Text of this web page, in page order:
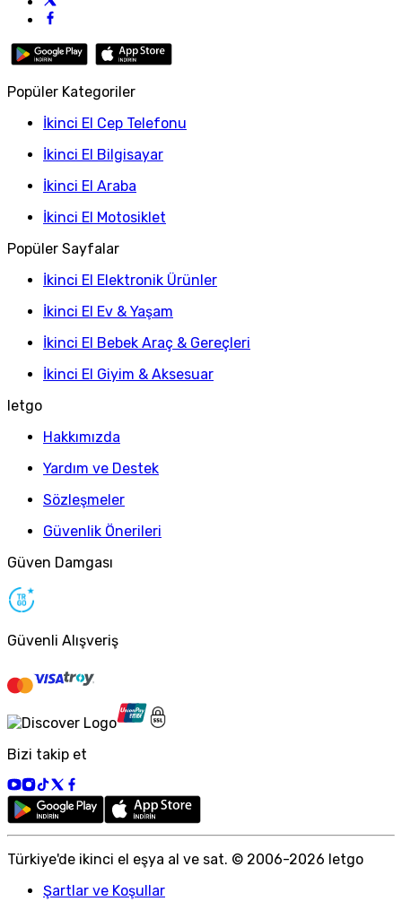
Popüler Kategoriler
İkinci El Cep Telefonu
İkinci El Bilgisayar
İkinci El Araba
İkinci El Motosiklet
Popüler Sayfalar
İkinci El Elektronik Ürünler
İkinci El Ev & Yaşam
İkinci El Bebek Araç & Gereçleri
İkinci El Giyim & Aksesuar
letgo
Hakkımızda
Yardım ve Destek
Sözleşmeler
Güvenlik Önerileri
Güven Damgası
Güvenli Alışveriş
Bizi takip et
Türkiye'de ikinci el eşya al ve sat. © 2006-2026 letgo
Şartlar ve Koşullar